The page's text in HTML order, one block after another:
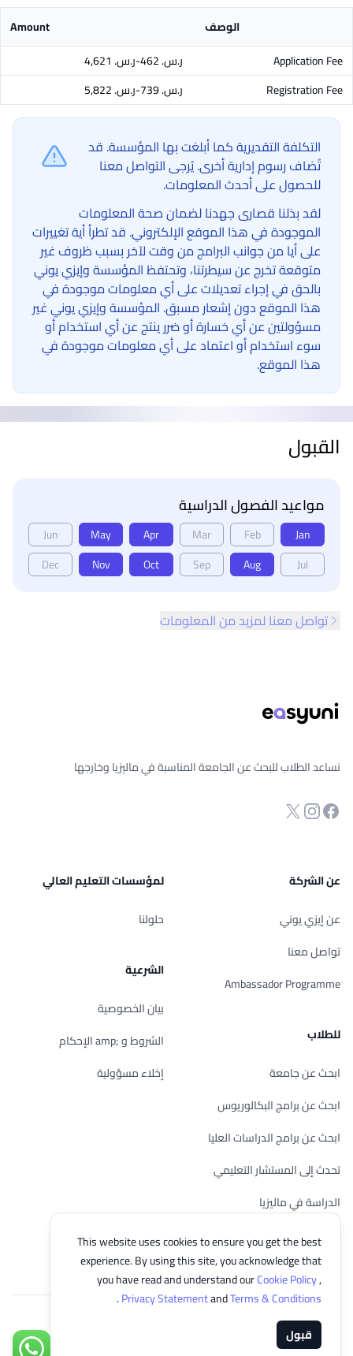
الوصف
Amount
Application Fee
ر.س.‏ 462-ر.س.‏ 4,621
Registration Fee
ر.س.‏ 739-ر.س.‏ 5,822
التكلفة التقديرية كما أبلغت بها المؤسسة. قد
تُضاف رسوم إدارية أخرى. يُرجى التواصل معنا
للحصول على أحدث المعلومات.
لقد بذلنا قصارى جهدنا لضمان صحة المعلومات
الموجودة في هذا الموقع الإلكتروني. قد تطرأ أية تغييرات
على أيا من جوانب البرامج من وقت لآخر بسبب ظروف غير
متوقعة تخرج عن سيطرتنا، وتحتفظ المؤسسة وإيزي يوني
بالحق في إجراء تعديلات على أي معلومات موجودة في
هذا الموقع دون إشعار مسبق. المؤسسة وإيزي يوني غير
مسؤولتين عن أي خسارة أو ضرر ينتج عن أي استخدام أو
سوء استخدام أو اعتماد على أي معلومات موجودة في
هذا الموقع.
القبول
مواعيد الفصول الدراسية
Jan
Feb
Mar
Apr
May
Jun
Jul
Aug
Sep
Oct
Nov
Dec
تواصل معنا لمزيد من المعلومات
This website uses cookies to ensure you get the best
experience. By using this site, you acknowledge that
you have read and understand ourCookie Policy,
Privacy StatementandTerms & Conditions
.
قبول
نساعد الطلاب للبحث عن الجامعة المناسبة في ماليزيا وخارجها
صفحة الفيسبوك
انستجرام
Twitter
عن الشركة
عن إيزي يوني
تواصل معنا
Ambassador Programme
للطلاب
ابحث عن جامعة
ابحث عن برامج البكالوريوس
ابحث عن برامج الدراسات العليا
تحدث إلى المستشار التعليمي
الدراسة في ماليزيا
تحقق من أهليتك
لمؤسسات التعليم العالي
حلولنا
الشرعية
بيان الخصوصية
الشروط و ;amp الإحكام
إخلاء مسؤولية
© 2026 EasyUni Sdn Bhd, company registration number 200801016907
(818200-P). All rights reserved.